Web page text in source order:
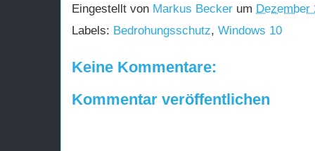
Eingestellt von Markus Becker um Dezember
Labels: Bedrohungsschutz, Windows 10
Keine Kommentare:
Kommentar veröffentlichen